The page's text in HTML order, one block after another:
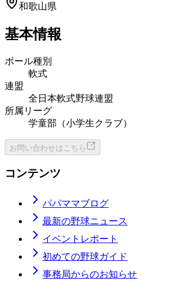
和歌山県
基本情報
ボール種別
軟式
連盟
全日本軟式野球連盟
所属リーグ
学童部（小学生クラブ）
お問い合わせはこちら
コンテンツ
パパママブログ
最新の野球ニュース
イベントレポート
初めての野球ガイド
事務局からのお知らせ